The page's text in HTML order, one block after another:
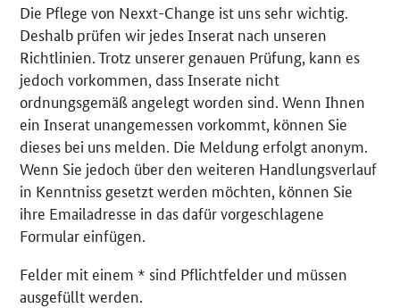
Die Pflege von Nexxt-Change ist uns sehr wichtig.
Deshalb prüfen wir jedes Inserat nach unseren
Richtlinien. Trotz unserer genauen Prüfung, kann es
jedoch vorkommen, dass Inserate nicht
ordnungsgemäß angelegt worden sind. Wenn Ihnen
ein Inserat unangemessen vorkommt, können Sie
dieses bei uns melden. Die Meldung erfolgt anonym.
Wenn Sie jedoch über den weiteren Handlungsverlauf
in Kenntniss gesetzt werden möchten, können Sie
ihre Emailadresse in das dafür vorgeschlagene
Formular einfügen.
Felder mit einem * sind Pflichtfelder und müssen
ausgefüllt werden.